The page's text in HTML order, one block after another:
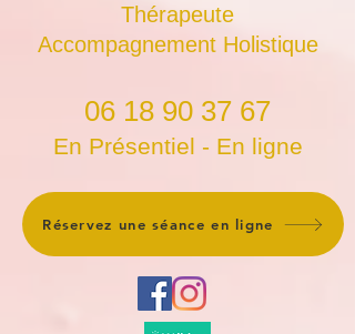
Thérapeute
Accompagnement Holistique
06 18 90 37 67
En Présentiel - En ligne
Réservez une séance en ligne